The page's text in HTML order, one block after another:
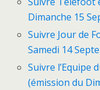
Dimanche 15
Suivre Jour de
Samedi 14
Suivre l’Equipe
(émission du